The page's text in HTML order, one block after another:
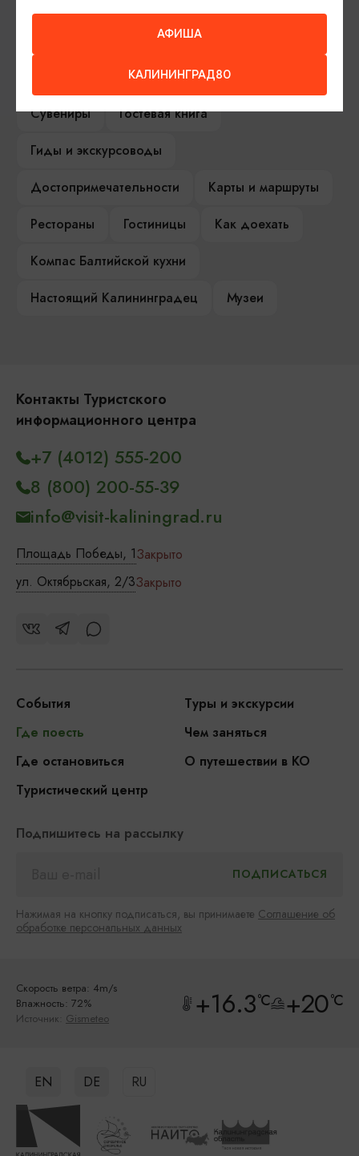
Серебряное ожерелье
Электронная виза
Туры и экскурсии
Афиша мероприятий
Сувениры
Гостевая книга
Гиды и экскурсоводы
Достопримечательности
Карты и маршруты
Рестораны
Гостиницы
Как доехать
Компас Балтийской кухни
Настоящий Калининградец
Музеи
Контакты Туристского
информационного центра
Площадь Победы, 1Закрыто
ул. Октябрьская, 2/3Закрыто
+7 (4012) 555-200
8 (800) 200-55-39
info@visit-kaliningrad.ru
События
Туры и экскурсии
Где поесть
Чем заняться
Где остановиться
О путешествии в КО
Туристический центр
Подпишитесь на рассылку
Нажимая на кнопку подписаться, вы принимаете Соглашение об
обработке персональных данных
Скорость ветра: 4m/s
Влажность: 72%
Источник: Gismeteo +16.3°C +20°C
EN DE RU
АФИША
КАЛИНИНГРАД80